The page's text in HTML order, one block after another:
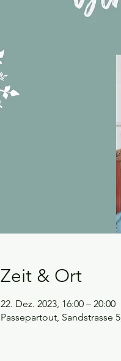
Zeit & Ort
22. Dez. 2023, 16:00 – 20:00
Passepartout, Sandstrasse